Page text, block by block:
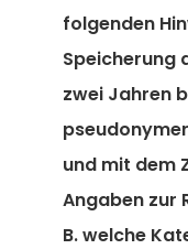
folgenden
Speicherung
zwei Jahren
und mit dem
Angaben zur
B. welche